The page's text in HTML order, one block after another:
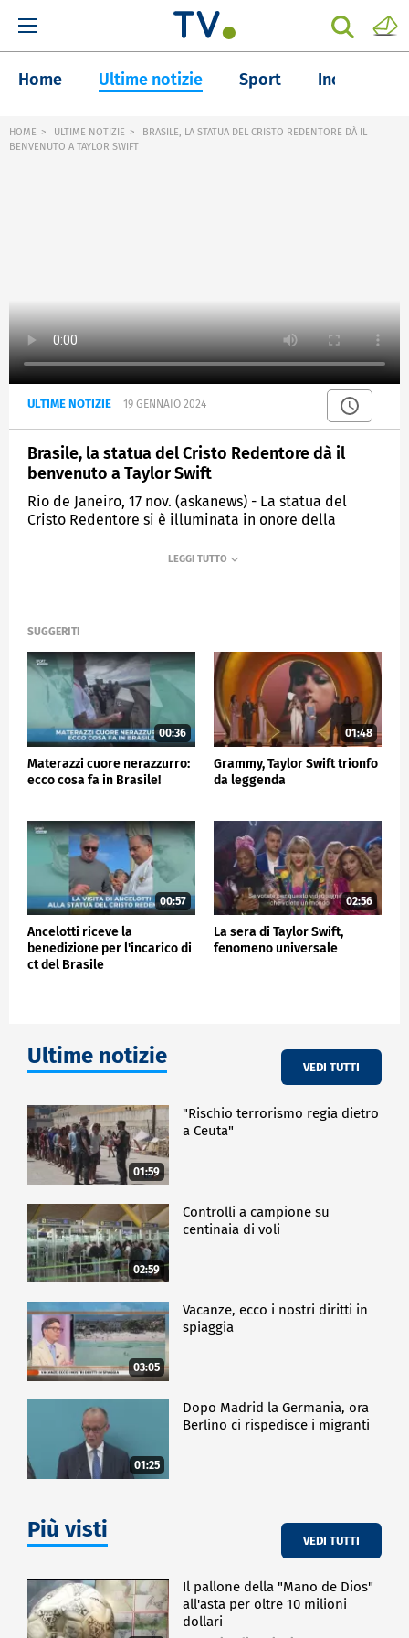
Home Ultime notizie Sport Inchieste
HOME ULTIME NOTIZIE
BRASILE, LA STATUA DEL CRISTO REDENTORE DÀ IL
BENVENUTO A TAYLOR SWIFT
ULTIME NOTIZIE 19 GENNAIO 2024
Brasile, la statua del Cristo Redentore dà il
benvenuto a Taylor Swift
Rio de Janeiro, 17 nov. (askanews) - La statua del
Cristo Redentore si è illuminata in onore della
hanno dato il "Benvenuto in Brasile" all'artista
ESTERI
SUGGERITI
00:36
Materazzi cuore nerazzurro:
ecco cosa fa in Brasile!
01:48
Grammy, Taylor Swift trionfo
da leggenda
00:57
Ancelotti riceve la
benedizione per l'incarico di
ct del Brasile
02:56
La sera di Taylor Swift,
fenomeno universale
Ultime notizie VEDI TUTTI
01:59
"Rischio terrorismo regia dietro
a Ceuta"
02:59
Controlli a campione su
centinaia di voli
03:05
Vacanze, ecco i nostri diritti in
spiaggia
01:25
Dopo Madrid la Germania, ora
Berlino ci rispedisce i migranti
Più visti VEDI TUTTI
Il pallone della "Mano de Dios"
all'asta per oltre 10 milioni
dollari